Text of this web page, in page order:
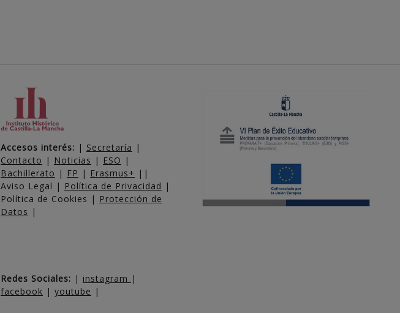
Accesos interés: | Secretaría |
Contacto | Noticias | ESO |
Bachillerato | FP | Erasmus+ ||
Aviso Legal | Política de Privacidad |
Política de Cookies | Protección de
Datos |
Redes Sociales: | instagram |
facebook | youtube |